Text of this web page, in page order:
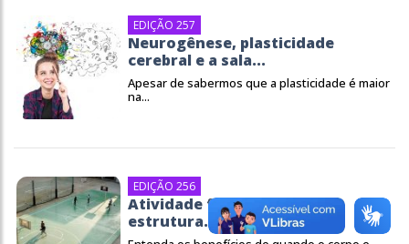
EDIÇÃO 257
Neurogênese, plasticidade
cerebral e a sala...
Apesar de sabermos que a plasticidade é maior
na...
EDIÇÃO 256
Atividade física modifica a
estrutura...